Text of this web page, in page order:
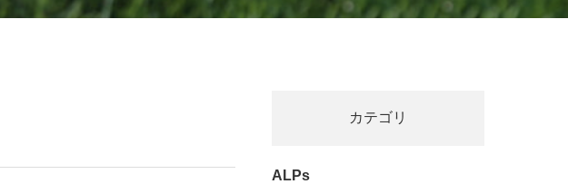
カテゴリ
ALPs